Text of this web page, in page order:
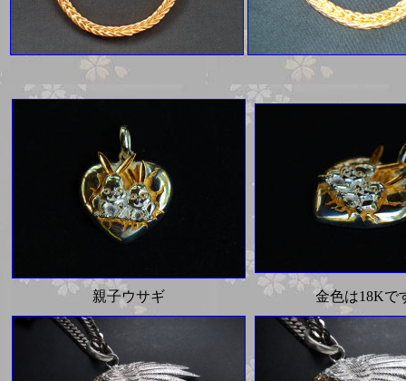
親子ウサギ 金色は18Kで